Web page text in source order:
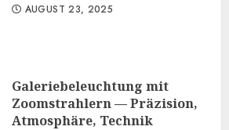
AUGUST 23, 2025
Galeriebeleuchtung mit
Zoomstrahlern — Präzision,
Atmosphäre, Technik